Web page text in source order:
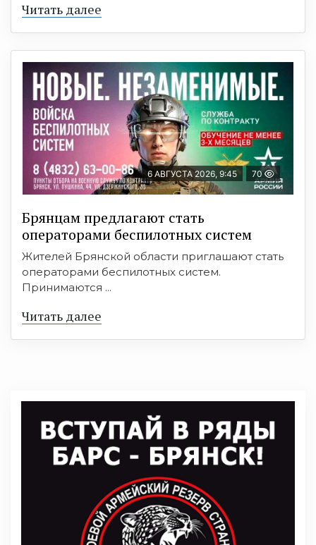
Читать далее
6 АВГУСТА 2026, 9:45 70
Брянцам предлагают cтать
оперaтoрами бeспилотных систeм
Жителей Брянской области приглашают стать
операторами беспилотных систем.
Принимаются ...
Читать далее